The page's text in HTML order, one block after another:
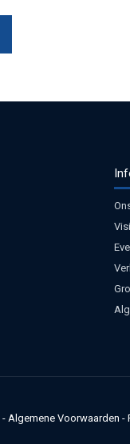
- Algemene Voorwaarden -